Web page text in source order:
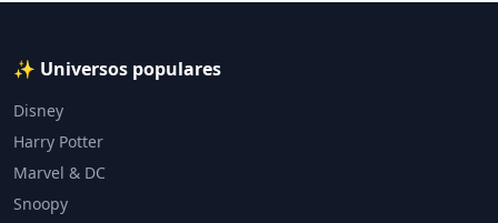
✨ Universos populares
Disney
Harry Potter
Marvel & DC
Snoopy